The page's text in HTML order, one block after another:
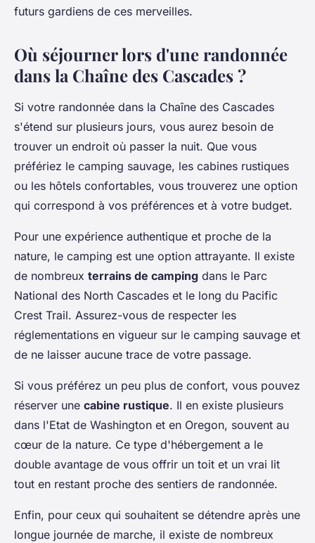
futurs gardiens de ces merveilles.
Où séjourner lors d'une randonnée
dans la Chaîne des Cascades ?
Si votre randonnée dans la Chaîne des Cascades
s'étend sur plusieurs jours, vous aurez besoin de
trouver un endroit où passer la nuit. Que vous
préfériez le camping sauvage, les cabines rustiques
ou les hôtels confortables, vous trouverez une option
qui correspond à vos préférences et à votre budget.
Pour une expérience authentique et proche de la
nature, le camping est une option attrayante. Il existe
de nombreux terrains de camping dans le Parc
National des North Cascades et le long du Pacific
Crest Trail. Assurez-vous de respecter les
réglementations en vigueur sur le camping sauvage et
de ne laisser aucune trace de votre passage.
Si vous préférez un peu plus de confort, vous pouvez
réserver une cabine rustique. Il en existe plusieurs
dans l'Etat de Washington et en Oregon, souvent au
cœur de la nature. Ce type d'hébergement a le
double avantage de vous offrir un toit et un vrai lit
tout en restant proche des sentiers de randonnée.
Enfin, pour ceux qui souhaitent se détendre après une
longue journée de marche, il existe de nombreux